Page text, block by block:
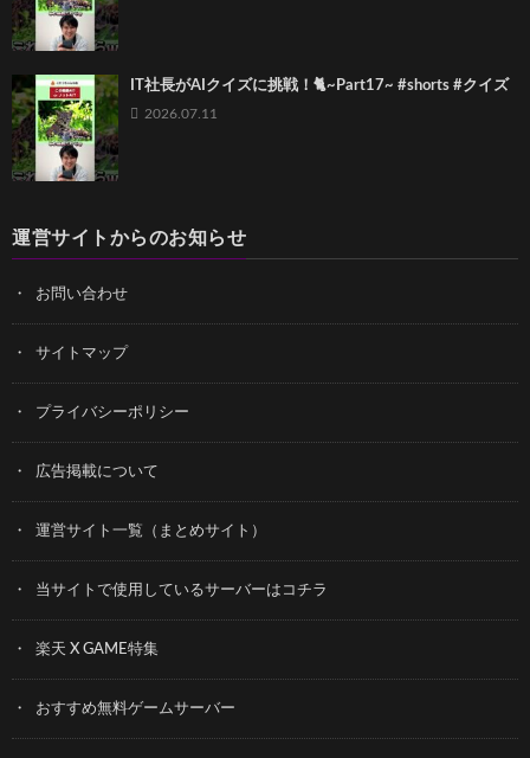
IT社長がAIクイズに挑戦！🐈~Part17~ #shorts #クイズ
2026.07.11
運営サイトからのお知らせ
お問い合わせ
サイトマップ
プライバシーポリシー
広告掲載について
運営サイト一覧（まとめサイト）
当サイトで使用しているサーバーはコチラ
楽天 X GAME特集
おすすめ無料ゲームサーバー